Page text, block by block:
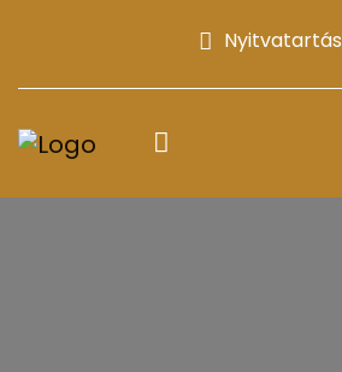
Nyitvatartás